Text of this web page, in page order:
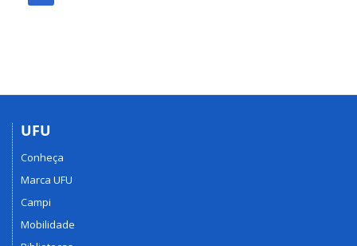
UFU
Conheça
Marca UFU
Campi
Mobilidade